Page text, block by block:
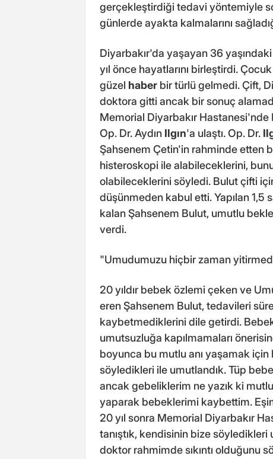
gerçekleştirdiği tedavi yöntemiyle
günlerde ayakta kalmalarını
Diyarbakır'da yaşayan 36
yıl önce hayatlarını birleştirdi.
güzel haber bir türlü gelmedi. Çift,
doktora gitti ancak bir sonuç
Memorial Diyarbakır Hastanesi'nde
Op. Dr. Aydın Ilgın'a ulaştı. Op. Dr.
Şahsenem Çetin'in rahminde etten
histeroskopi ile alabileceklerini,
olabileceklerini söyledi. Bulut çifti
düşünmeden kabul etti. Yapılan 1,5
kalan Şahsenem Bulut, umutlu
verdi.
"Umudumuzu hiçbir zaman
20 yıldır bebek özlemi çeken ve
eren Şahsenem Bulut, tedavileri
kaybetmediklerini dile getirdi.
umutsuzluğa kapılmamaları
boyunca bu mutlu anı yaşamak
söyledikleri ile umutlandık. Tüp
ancak gebeliklerim ne yazık ki
yaparak bebeklerimi kaybettim.
20 yıl sonra Memorial Diyarbakır
tanıştık, kendisinin bize söyledikleri
doktor rahmimde sıkıntı olduğunu